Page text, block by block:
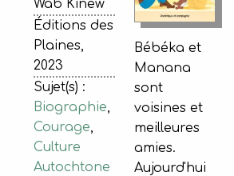
Wab Kinew
Éditions des
Plaines,
2023
Sujet(s) :
Biographie,
Courage,
Culture
Autochtone
Bébéka et
Manana
sont
voisines et
meilleures
amies.
Aujourd'hui